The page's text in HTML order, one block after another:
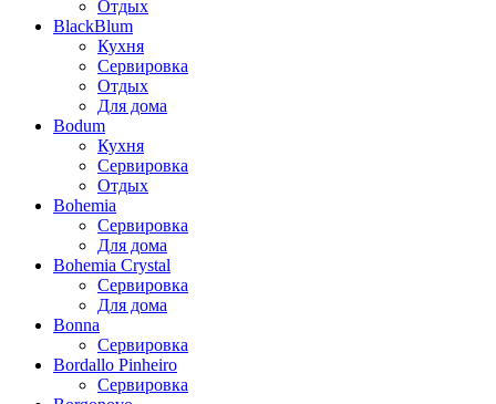
Отдых
BlackBlum
Кухня
Сервировка
Отдых
Для дома
Bodum
Кухня
Сервировка
Отдых
Bohemia
Сервировка
Для дома
Bohemia Crystal
Сервировка
Для дома
Bonna
Сервировка
Bordallo Pinheiro
Сервировка